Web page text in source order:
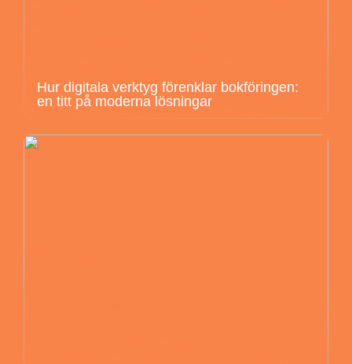
Hur digitala verktyg förenklar bokföringen:
en titt på moderna lösningar